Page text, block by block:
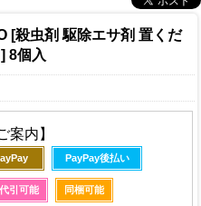
[殺虫剤 駆除エサ剤 置くだ
8個入
案内】
PayPay後払い
代引可能 同梱可能